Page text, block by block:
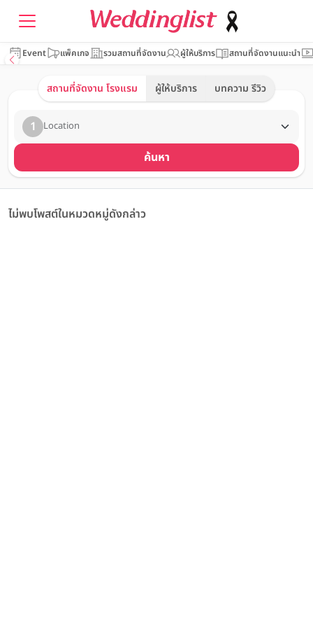
Event แพ็คเกจ รวมสถานที่จัดงาน ผู้ให้บริการ สถานที่จัดงานแนะนำ
สถานที่จัดงาน โรงแรม ผู้ให้บริการ บทความ รีวิว
1 Location
ค้นหา
ไม่พบโพสต์ในหมวดหมู่ดังกล่าว